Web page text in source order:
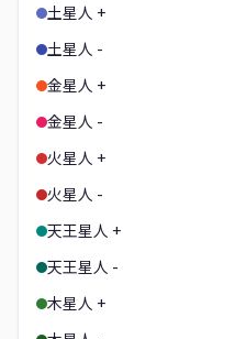
土星人 +
土星人 -
金星人 +
金星人 -
火星人 +
火星人 -
天王星人 +
天王星人 -
木星人 +